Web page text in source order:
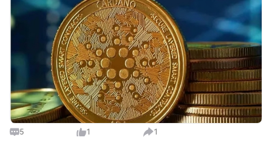
Dijkstra Era Drives Network Growth Cardano gained more
than 19% this week as network upgrad
5 1 1